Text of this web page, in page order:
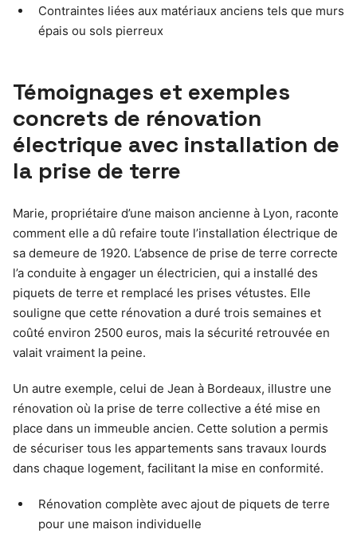
Contraintes liées aux matériaux anciens tels que murs
épais ou sols pierreux
Témoignages et exemples
concrets de rénovation
électrique avec installation de
la prise de terre
Marie, propriétaire d’une maison ancienne à Lyon, raconte
comment elle a dû refaire toute l’installation électrique de
sa demeure de 1920. L’absence de prise de terre correcte
l’a conduite à engager un électricien, qui a installé des
piquets de terre et remplacé les prises vétustes. Elle
souligne que cette rénovation a duré trois semaines et
coûté environ 2500 euros, mais la sécurité retrouvée en
valait vraiment la peine.
Un autre exemple, celui de Jean à Bordeaux, illustre une
rénovation où la prise de terre collective a été mise en
place dans un immeuble ancien. Cette solution a permis
de sécuriser tous les appartements sans travaux lourds
dans chaque logement, facilitant la mise en conformité.
Rénovation complète avec ajout de piquets de terre
pour une maison individuelle